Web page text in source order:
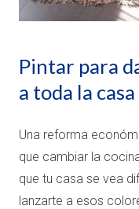
Pintar para
a toda la casa
Una reforma
que cambiar la
que tu casa se vea
lanzarte a esos